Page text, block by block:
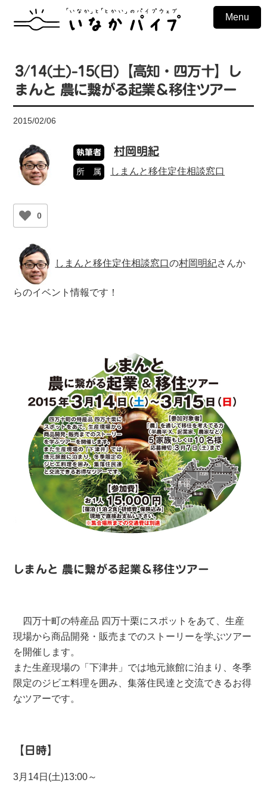
Menu
3/14(土)-15(日)【高知・四万十】し
まんと 農に繋がる起業＆移住ツアー
2015/02/06
執筆者 村岡明紀
所 属 しまんと移住定住相談窓口
0
しまんと移住定住相談窓口の村岡明紀さんか
らのイベント情報です！
しまんと 農に繋がる起業＆移住ツアー
四万十町の特産品 四万十栗にスポットをあて、生産
現場から商品開発・販売までのストーリーを学ぶツアー
を開催します。
また生産現場の「下津井」では地元旅館に泊まり、冬季
限定のジビエ料理を囲み、集落住民達と交流できるお得
なツアーです。
【日時】
3月14日(土)13:00～